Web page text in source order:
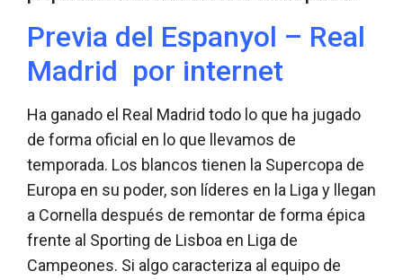
Previa del Espanyol – Real
Madrid por internet
Ha ganado el Real Madrid todo lo que ha jugado
de forma oficial en lo que llevamos de
temporada. Los blancos tienen la Supercopa de
Europa en su poder, son líderes en la Liga y llegan
a Cornella después de remontar de forma épica
frente al Sporting de Lisboa en Liga de
Campeones. Si algo caracteriza al equipo de